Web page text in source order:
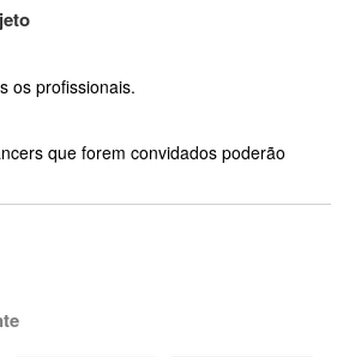
os profissionais.
que forem convidados poderão